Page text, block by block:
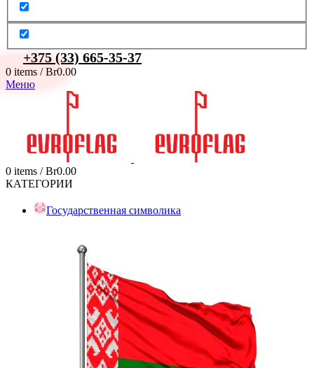
+375 (33) 665-35-37
0 items / Br0.00
Меню
0 items / Br0.00
КАТЕГОРИИ
Государственная символика